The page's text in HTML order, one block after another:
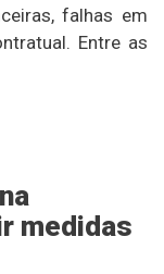
falhas em
Entre as
medidas